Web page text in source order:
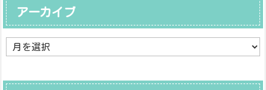
アーカイブ
ア
ー
ブ